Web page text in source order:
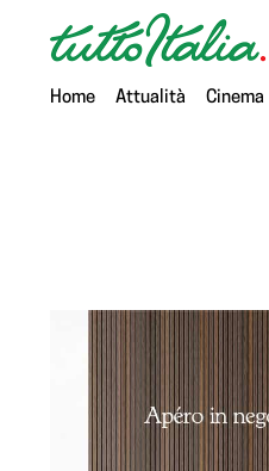
Home Attualità Cinema